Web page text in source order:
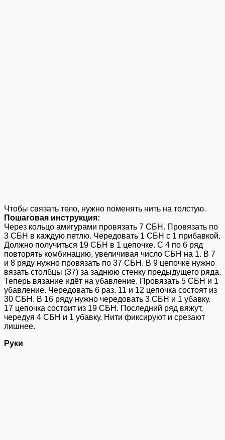
Чтобы связать тело, нужно поменять нить на толстую.
Пошаговая инструкция:
Через кольцо амигурами провязать 7 СБН. Провязать по
3 СБН в каждую петлю. Чередовать 1 СБН с 1 прибавкой.
Должно получиться 19 СБН в 1 цепочке. С 4 по 6 ряд
повторять комбинацию, увеличивая число СБН на 1. В 7
и 8 ряду нужно провязать по 37 СБН. В 9 цепочке нужно
вязать столбцы (37) за заднюю стенку предыдущего ряда.
Теперь вязание идёт на убавление. Провязать 5 СБН и 1
убавление. Чередовать 6 раз. 11 и 12 цепочка состоят из
30 СБН. В 16 ряду нужно чередовать 3 СБН и 1 убавку.
17 цепочка состоит из 19 СБН. Последний ряд вяжут,
чередуя 4 СБН и 1 убавку. Нити фиксируют и срезают
лишнее.
Руки